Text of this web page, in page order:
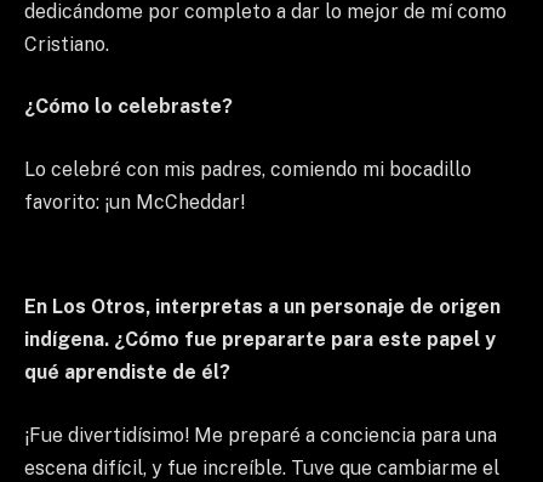
dedicándome por completo a dar lo mejor de mí como
Cristiano.
¿Cómo lo celebraste?
Lo celebré con mis padres, comiendo mi bocadillo
favorito: ¡un McCheddar!
En Los Otros, interpretas a un personaje de origen
indígena. ¿Cómo fue prepararte para este papel y
qué aprendiste de él?
¡Fue divertidísimo! Me preparé a conciencia para una
escena difícil, y fue increíble. Tuve que cambiarme el